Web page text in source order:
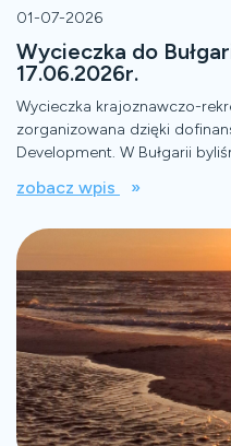
01-07-2026
Wycieczka do
17.06.2026r.
Wycieczka krajoznawczo-
zorganizowana dzięki
Development. W Bułgarii
zobacz wpis